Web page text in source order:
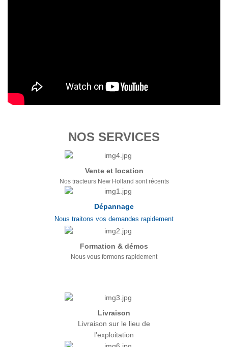
NOS SERVICES
Vente et location
Nos tracteurs New Holland sont récents
Dépannage
Nous traitons vos demandes rapidement
Formation & démos
Nous vous formons rapidement
Livraison
Livraison sur le lieu de
l'exploitation